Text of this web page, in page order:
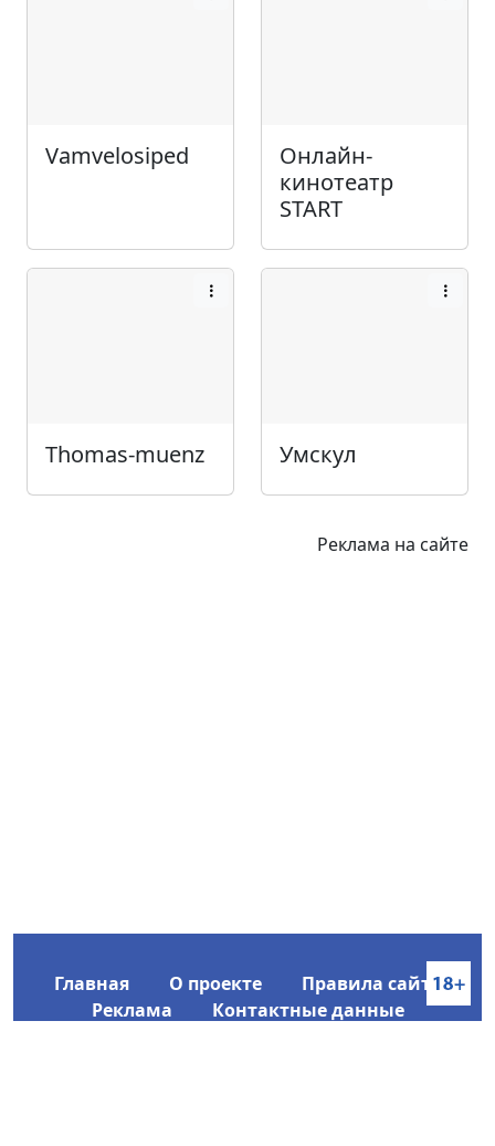
Vamvelosiped
Онлайн-
кинотеатр
START
Thomas-muenz Умскул
Реклама на сайте
Главная О проекте
Правила сайта
Реклама
Контактные данные